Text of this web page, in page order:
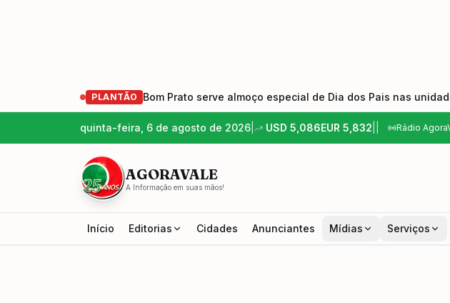
PLANTÃO Bom Prato serve almoço especial de Dia dos Pais nas
quinta-feira, 6 de agosto de 2026 USD 5,086EUR 5,832 Rádio
AGORAVALE
A Informação em suas mãos!
Início Editorias Cidades Anunciantes Mídias Serviços